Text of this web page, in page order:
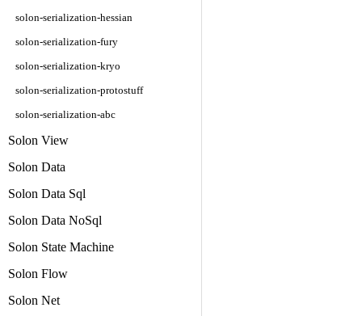
solon-serialization-hessian
solon-serialization-fury
solon-serialization-kryo
solon-serialization-protostuff
solon-serialization-abc
Solon View
Solon Data
Solon Data Sql
Solon Data NoSql
Solon State Machine
Solon Flow
Solon Net